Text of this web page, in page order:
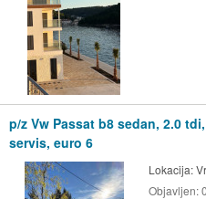
p/z Vw Passat b8 sedan, 2.0
servis, euro 6
Lokacija:
Objavljen: